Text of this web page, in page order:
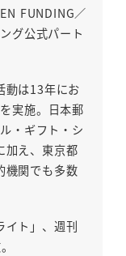
FUNDING／
グ公式パート
動は13年にお
実施。日本郵
・ギフト・シ
加え、東京都
機関でも多数
イト」、週刊